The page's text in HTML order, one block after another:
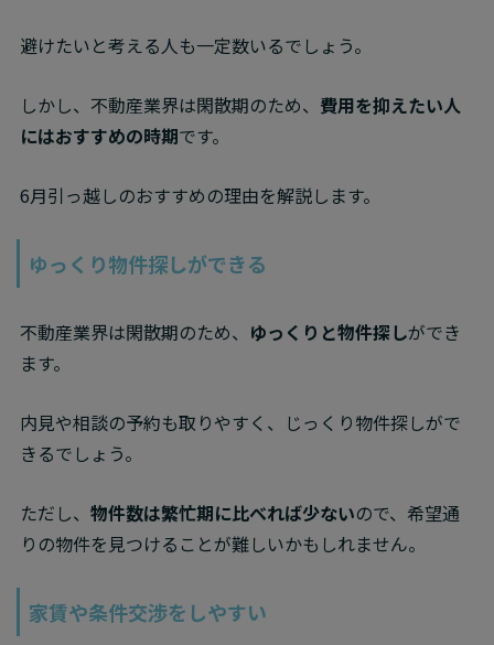
避けたいと考える人も一定数いるでしょう。
しかし、不動産業界は閑散期のため、 費用を抑えたい人
にはおすすめの時期です。
6月引っ越しのおすすめの理由を解説します。
ゆっくり物件探しができる
不動産業界は閑散期のため、 ゆっくりと物件探しができ
ます。
内見や相談の予約も取りやすく、じっくり物件探しがで
きるでしょう。
ただし、 物件数は繁忙期に比べれば少ないので、希望通
りの物件を見つけることが難しいかもしれません。
家賃や条件交渉をしやすい